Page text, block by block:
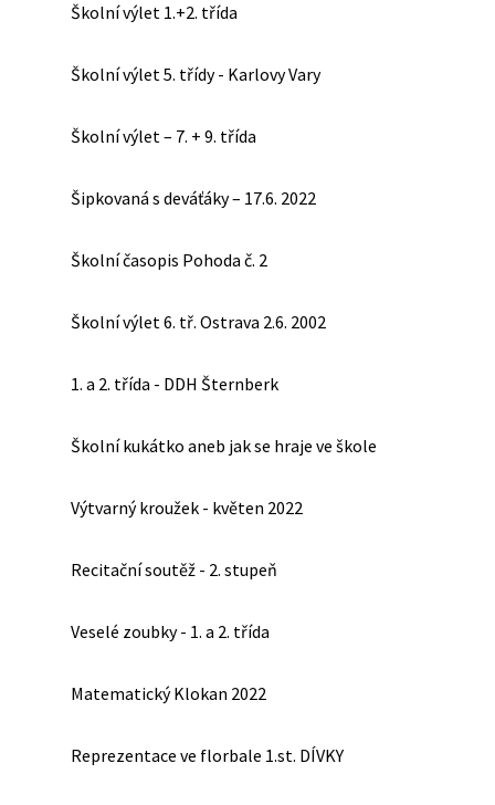
Školní výlet 1.+2. třída
Školní výlet 5. třídy - Karlovy Vary
Školní výlet – 7. + 9. třída
Šipkovaná s deváťáky – 17.6. 2022
Školní časopis Pohoda č. 2
Školní výlet 6. tř. Ostrava 2.6. 2002
1. a 2. třída - DDH Šternberk
Školní kukátko aneb jak se hraje ve škole
Výtvarný kroužek - květen 2022
Recitační soutěž - 2. stupeň
Veselé zoubky - 1. a 2. třída
Matematický Klokan 2022
Reprezentace ve florbale 1.st. DÍVKY